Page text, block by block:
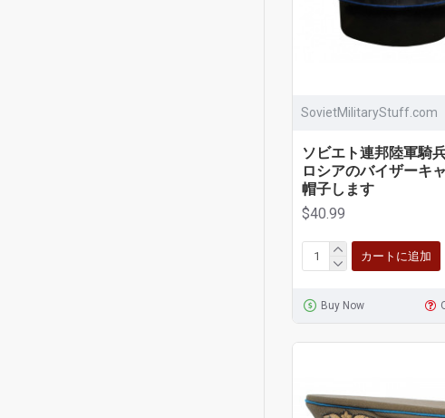
SovietMilitaryStuff.com
ソビエト連邦陸軍騎兵
ロシアのバイザーキ
帽子します
$40.99
カートに追加
Buy Now